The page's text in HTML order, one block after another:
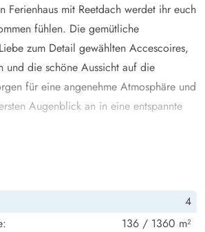
Ferienhaus mit Reetdach werdet ihr euch
fühlen. Die gemütliche
zum Detail gewählten Accescoires,
und die schöne Aussicht auf die
für eine angenehme Atmosphäre und
Augenblick an in eine entspannte
ist mit einer hauseigenen Sauna
für Entspannung und Erholung. Lasst
Kaminofen ausklingen, der
4
136 / 1360 m²